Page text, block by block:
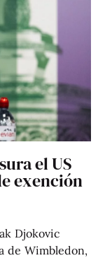
el US
exención
Djokovic
de Wimbledon,